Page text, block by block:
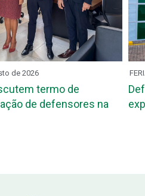
de 2026
termo de
de defensores na